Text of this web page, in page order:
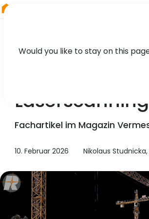
Fachartikel im Magazin
10. Februar 2026 Nikolaus
Would you like to stay on this